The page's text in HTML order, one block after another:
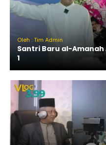
Oleh : Tim Admin
Santri Baru al-
1